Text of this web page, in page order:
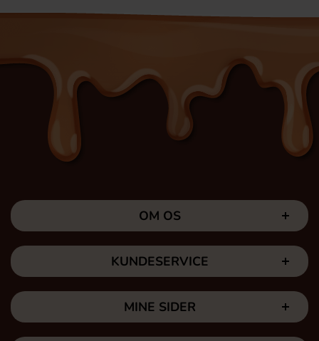
OM OS
KUNDESERVICE
MINE SIDER